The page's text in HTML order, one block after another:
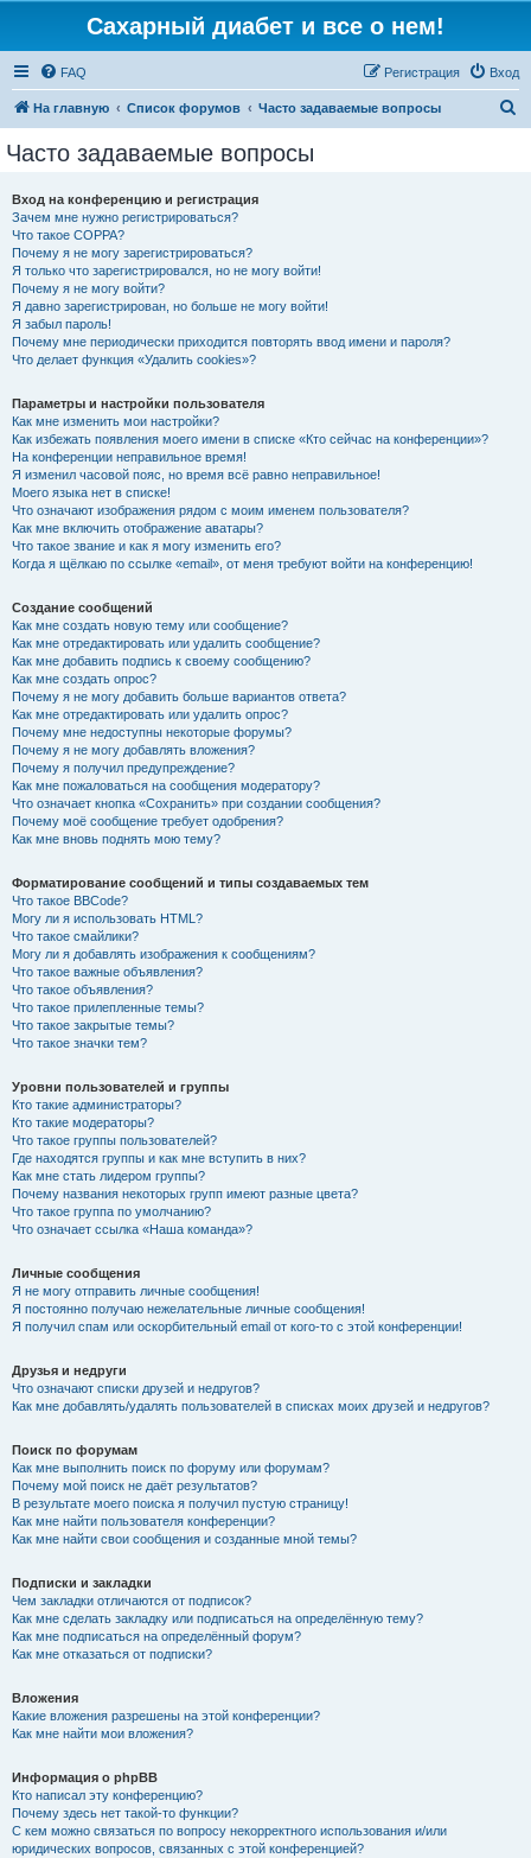
Сахарный диабет и все о нем!
FAQ Вход
Регистрация
На главную Список форумов Часто задаваемые вопросы
Часто задаваемые вопросы
Вход на конференцию и регистрация
Зачем мне нужно регистрироваться?
Что такое COPPA?
Почему я не могу зарегистрироваться?
Я только что зарегистрировался, но не могу войти!
Почему я не могу войти?
Я давно зарегистрирован, но больше не могу войти!
Я забыл пароль!
Почему мне периодически приходится повторять ввод имени и пароля?
Что делает функция «Удалить cookies»?
Параметры и настройки пользователя
Как мне изменить мои настройки?
Как избежать появления моего имени в списке «Кто сейчас на конференции»?
На конференции неправильное время!
Я изменил часовой пояс, но время всё равно неправильное!
Моего языка нет в списке!
Что означают изображения рядом с моим именем пользователя?
Как мне включить отображение аватары?
Что такое звание и как я могу изменить его?
Когда я щёлкаю по ссылке «email», от меня требуют войти на конференцию!
Создание сообщений
Как мне создать новую тему или сообщение?
Как мне отредактировать или удалить сообщение?
Как мне добавить подпись к своему сообщению?
Как мне создать опрос?
Почему я не могу добавить больше вариантов ответа?
Как мне отредактировать или удалить опрос?
Почему мне недоступны некоторые форумы?
Почему я не могу добавлять вложения?
Почему я получил предупреждение?
Как мне пожаловаться на сообщения модератору?
Что означает кнопка «Сохранить» при создании сообщения?
Почему моё сообщение требует одобрения?
Как мне вновь поднять мою тему?
Форматирование сообщений и типы создаваемых тем
Что такое BBCode?
Могу ли я использовать HTML?
Что такое смайлики?
Могу ли я добавлять изображения к сообщениям?
Что такое важные объявления?
Что такое объявления?
Что такое прилепленные темы?
Что такое закрытые темы?
Что такое значки тем?
Уровни пользователей и группы
Кто такие администраторы?
Кто такие модераторы?
Что такое группы пользователей?
Где находятся группы и как мне вступить в них?
Как мне стать лидером группы?
Почему названия некоторых групп имеют разные цвета?
Что такое группа по умолчанию?
Что означает ссылка «Наша команда»?
Личные сообщения
Я не могу отправить личные сообщения!
Я постоянно получаю нежелательные личные сообщения!
Я получил спам или оскорбительный email от кого-то с этой конференции!
Друзья и недруги
Что означают списки друзей и недругов?
Как мне добавлять/удалять пользователей в списках моих друзей и недругов?
Поиск по форумам
Как мне выполнить поиск по форуму или форумам?
Почему мой поиск не даёт результатов?
В результате моего поиска я получил пустую страницу!
Как мне найти пользователя конференции?
Как мне найти свои сообщения и созданные мной темы?
Подписки и закладки
Чем закладки отличаются от подписок?
Как мне сделать закладку или подписаться на определённую тему?
Как мне подписаться на определённый форум?
Как мне отказаться от подписки?
Вложения
Какие вложения разрешены на этой конференции?
Как мне найти мои вложения?
Информация о phpBB
Кто написал эту конференцию?
Почему здесь нет такой-то функции?
С кем можно связаться по вопросу некорректного использования и/или
юридических вопросов, связанных с этой конференцией?